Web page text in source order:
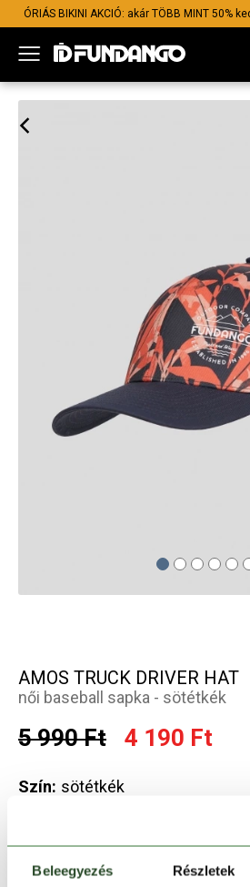
Beleegyezés Részletek
ÓRIÁS BIKINI AKCIÓ: akár TÖBB MINT 50%
AMOS TRUCK DRIVER HAT
női baseball sapka - sötétkék
5 990 Ft 4 190 Ft
Szín: sötétkék